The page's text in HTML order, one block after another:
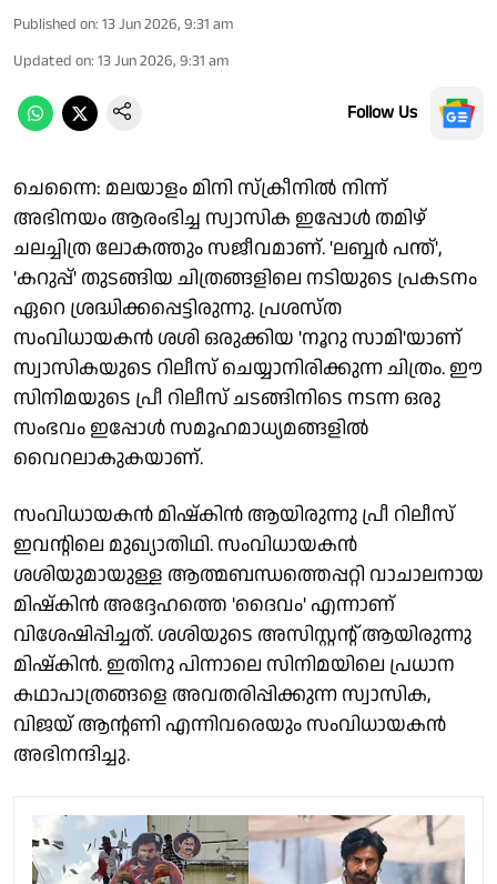
Published on: 13 Jun 2026, 9:31 am
Updated on: 13 Jun 2026, 9:31 am
Follow Us
ചെന്നൈ: മലയാളം മിനി സ്ക്രീനിൽ നിന്ന്
അഭിനയം ആരംഭിച്ച സ്വാസിക ഇപ്പോൾ തമിഴ്
ചലച്ചിത്ര ലോകത്തും സജീവമാണ്. 'ലബ്ബർ പന്ത്',
'കറുപ്പ്' തുടങ്ങിയ ചിത്രങ്ങളിലെ നടിയുടെ പ്രകടനം
ഏറെ ശ്രദ്ധിക്കപ്പെട്ടിരുന്നു. പ്രശസ്ത
സംവിധായകൻ ശശി ഒരുക്കിയ 'നൂറു സാമി'യാണ്
സ്വാസികയുടെ റിലീസ് ചെയ്യാനിരിക്കുന്ന ചിത്രം. ഈ
സിനിമയുടെ പ്രീ റിലീസ് ചടങ്ങിനിടെ നടന്ന ഒരു
സംഭവം ഇപ്പോൾ സമൂഹമാധ്യമങ്ങളിൽ
വൈറലാകുകയാണ്.
സംവിധായകൻ മിഷ്കിൻ ആയിരുന്നു പ്രീ റിലീസ്
ഇവന്റിലെ മുഖ്യാതിഥി. സംവിധായകൻ
ശശിയുമായുള്ള ആത്മബന്ധത്തെപ്പറ്റി വാചാലനായ
മിഷ്കിൻ അദ്ദേഹത്തെ 'ദൈവം' എന്നാണ്
വിശേഷിപ്പിച്ചത്. ശശിയുടെ അസിസ്റ്റന്റ് ആയിരുന്നു
മിഷ്കിൻ. ഇതിനു പിന്നാലെ സിനിമയിലെ പ്രധാന
കഥാപാത്രങ്ങളെ അവതരിപ്പിക്കുന്ന സ്വാസിക,
വിജയ് ആന്റണി എന്നിവരെയും സംവിധായകൻ
അഭിനന്ദിച്ചു.